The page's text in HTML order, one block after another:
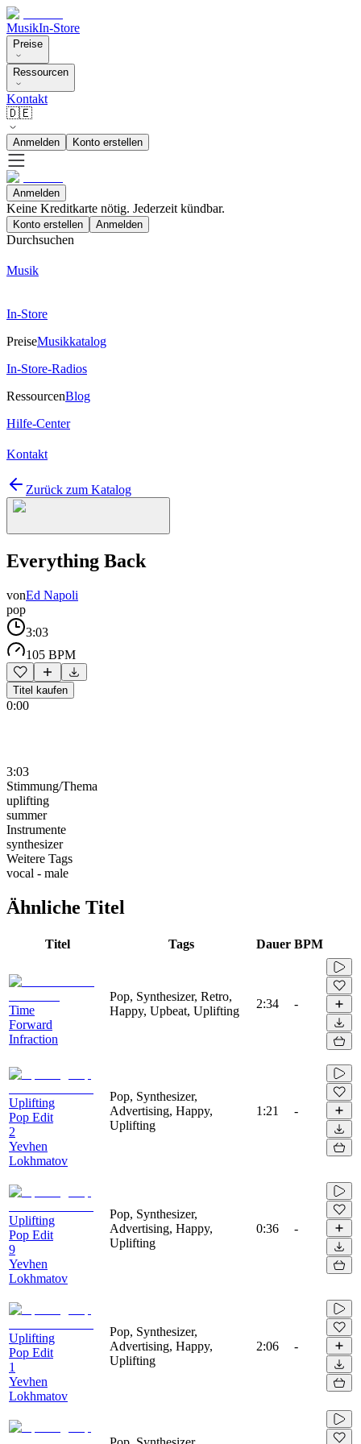
MusikIn-Store
Preise
Ressourcen
Kontakt
🇩🇪
Anmelden Konto erstellen
Anmelden
Keine Kreditkarte nötig. Jederzeit kündbar.
Konto erstellen Anmelden
Durchsuchen
Musik
In-Store
PreiseMusikkatalog
In-Store-Radios
RessourcenBlog
Hilfe-Center
Kontakt
Zurück zum Katalog
Everything Back
vonEd Napoli
pop
3:03
105 BPM
Titel kaufen
0:00
3:03
Stimmung/Thema
uplifting
summer
Instrumente
synthesizer
Weitere Tags
vocal - male
Ähnliche Titel
Titel Tags Dauer BPM
Time
Forward
Infraction
Pop, Synthesizer, Retro,
Happy, Upbeat, Uplifting
2:34 -
Uplifting
Pop Edit
2
Yevhen
Lokhmatov
Pop, Synthesizer,
Advertising, Happy,
Uplifting
1:21 -
Uplifting
Pop Edit
9
Yevhen
Lokhmatov
Pop, Synthesizer,
Advertising, Happy,
Uplifting
0:36 -
Uplifting
Pop Edit
1
Yevhen
Lokhmatov
Pop, Synthesizer,
Advertising, Happy,
Uplifting
2:06 -